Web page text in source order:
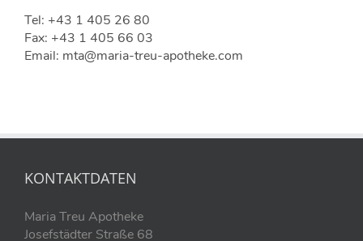
Tel: +43 1 405 26 80
Fax: +43 1 405 66 03
Email: mta@maria-treu-apotheke.com
KONTAKTDATEN
Maria Treu Apotheke
Josefstädter Straße 68